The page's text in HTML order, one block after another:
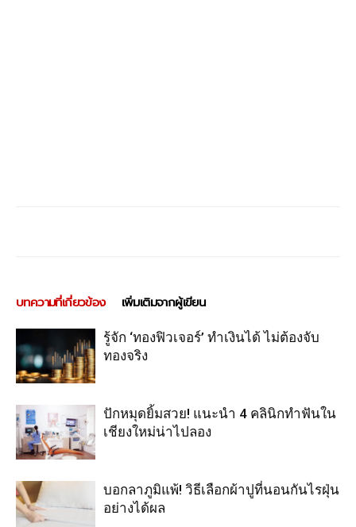
บทความที่เกี่ยวข้อง เพิ่มเติมจากผู้เขียน
รู้จัก ‘ทองฟิวเจอร์’ ทำเงินได้ ไม่ต้องจับ
ทองจริง
ปักหมุดยิ้มสวย! แนะนำ 4 คลินิกทำฟันใน
เชียงใหม่น่าไปลอง
บอกลาภูมิแพ้! วิธีเลือกผ้าปูที่นอนกันไรฝุ่น
อย่างได้ผล